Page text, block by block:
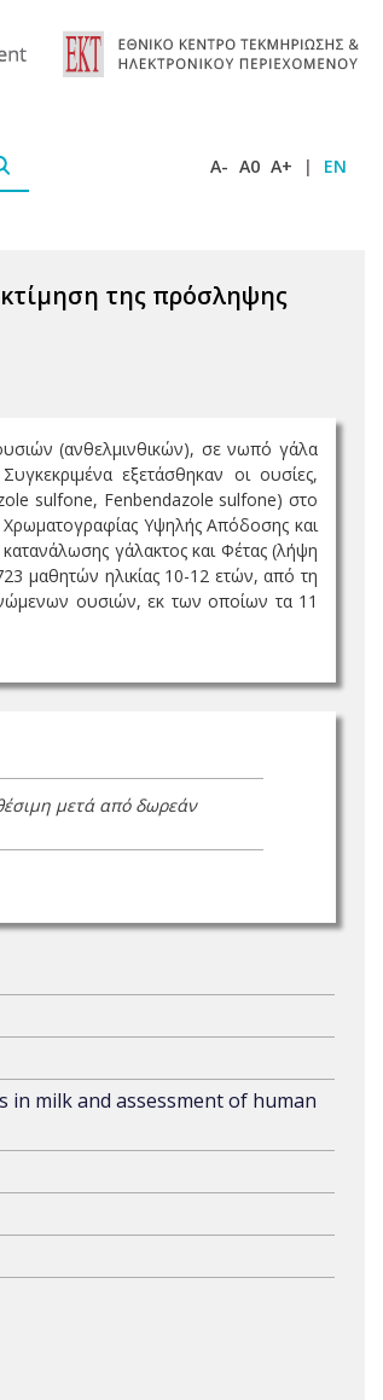
A- A0 A+ | EN
της πρόσληψης
(ανθελμινθικών), σε νωπό γάλα
εξετάσθηκαν οι ουσίες,
sulfone, Fenbendazole sulfone) στο
Υψηλής Απόδοσης και
γάλακτος και Φέτας (λήψη
μαθητών ηλικίας 10-12 ετών, από τη
ουσιών, εκ των οποίων τα 11
μετά από δωρεάν
milk and assessment of human